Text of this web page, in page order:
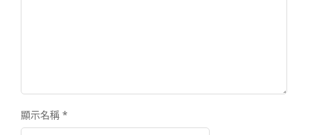
顯示名稱 *